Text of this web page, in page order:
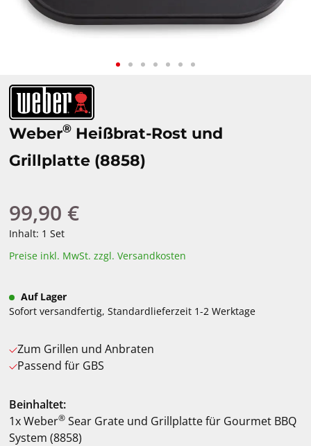
Weber® Heißbrat-Rost und
Grillplatte (8858)
Regulärer Preis:
99,90 €
Inhalt: 1 Set
Preise inkl. MwSt. zzgl. Versandkosten
Auf Lager
Sofort versandfertig, Standardlieferzeit 1-2 Werktage
Zum Grillen und Anbraten
Passend für GBS
Beinhaltet:
1x Weber® Sear Grate und Grillplatte für Gourmet BBQ
System (8858)